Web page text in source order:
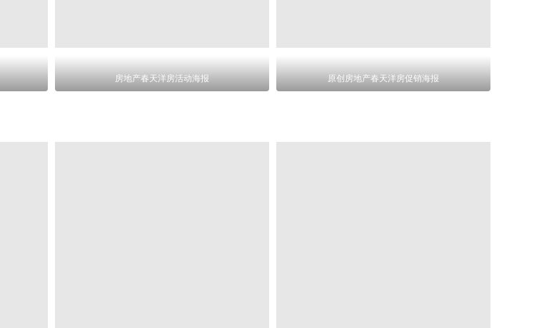
房地产春天洋房活动海报 原创房地产春天洋房促销海报